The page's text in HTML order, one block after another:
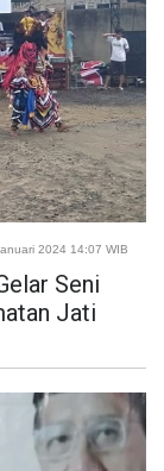
2024 14:07 WIB
Seni
Jati